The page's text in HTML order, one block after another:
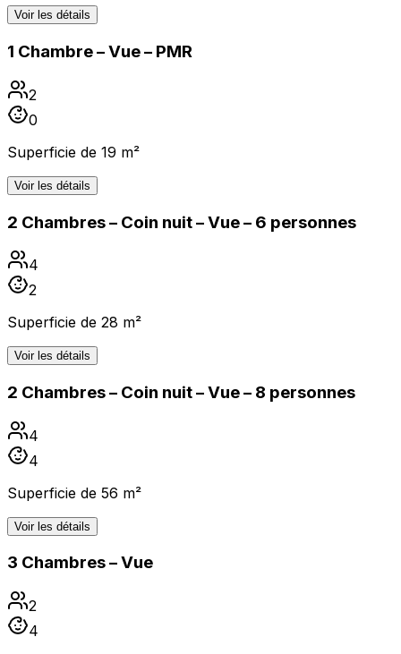
Voir les détails
1 Chambre – Vue – PMR
2
0
Superficie de 19 m²
Voir les détails
2 Chambres – Coin nuit – Vue – 6 personnes
4
2
Superficie de 28 m²
Voir les détails
2 Chambres – Coin nuit – Vue – 8 personnes
4
4
Superficie de 56 m²
Voir les détails
3 Chambres – Vue
2
4